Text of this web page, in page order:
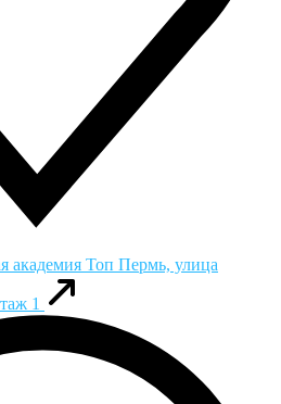
академия Toп Пермь, улица
1